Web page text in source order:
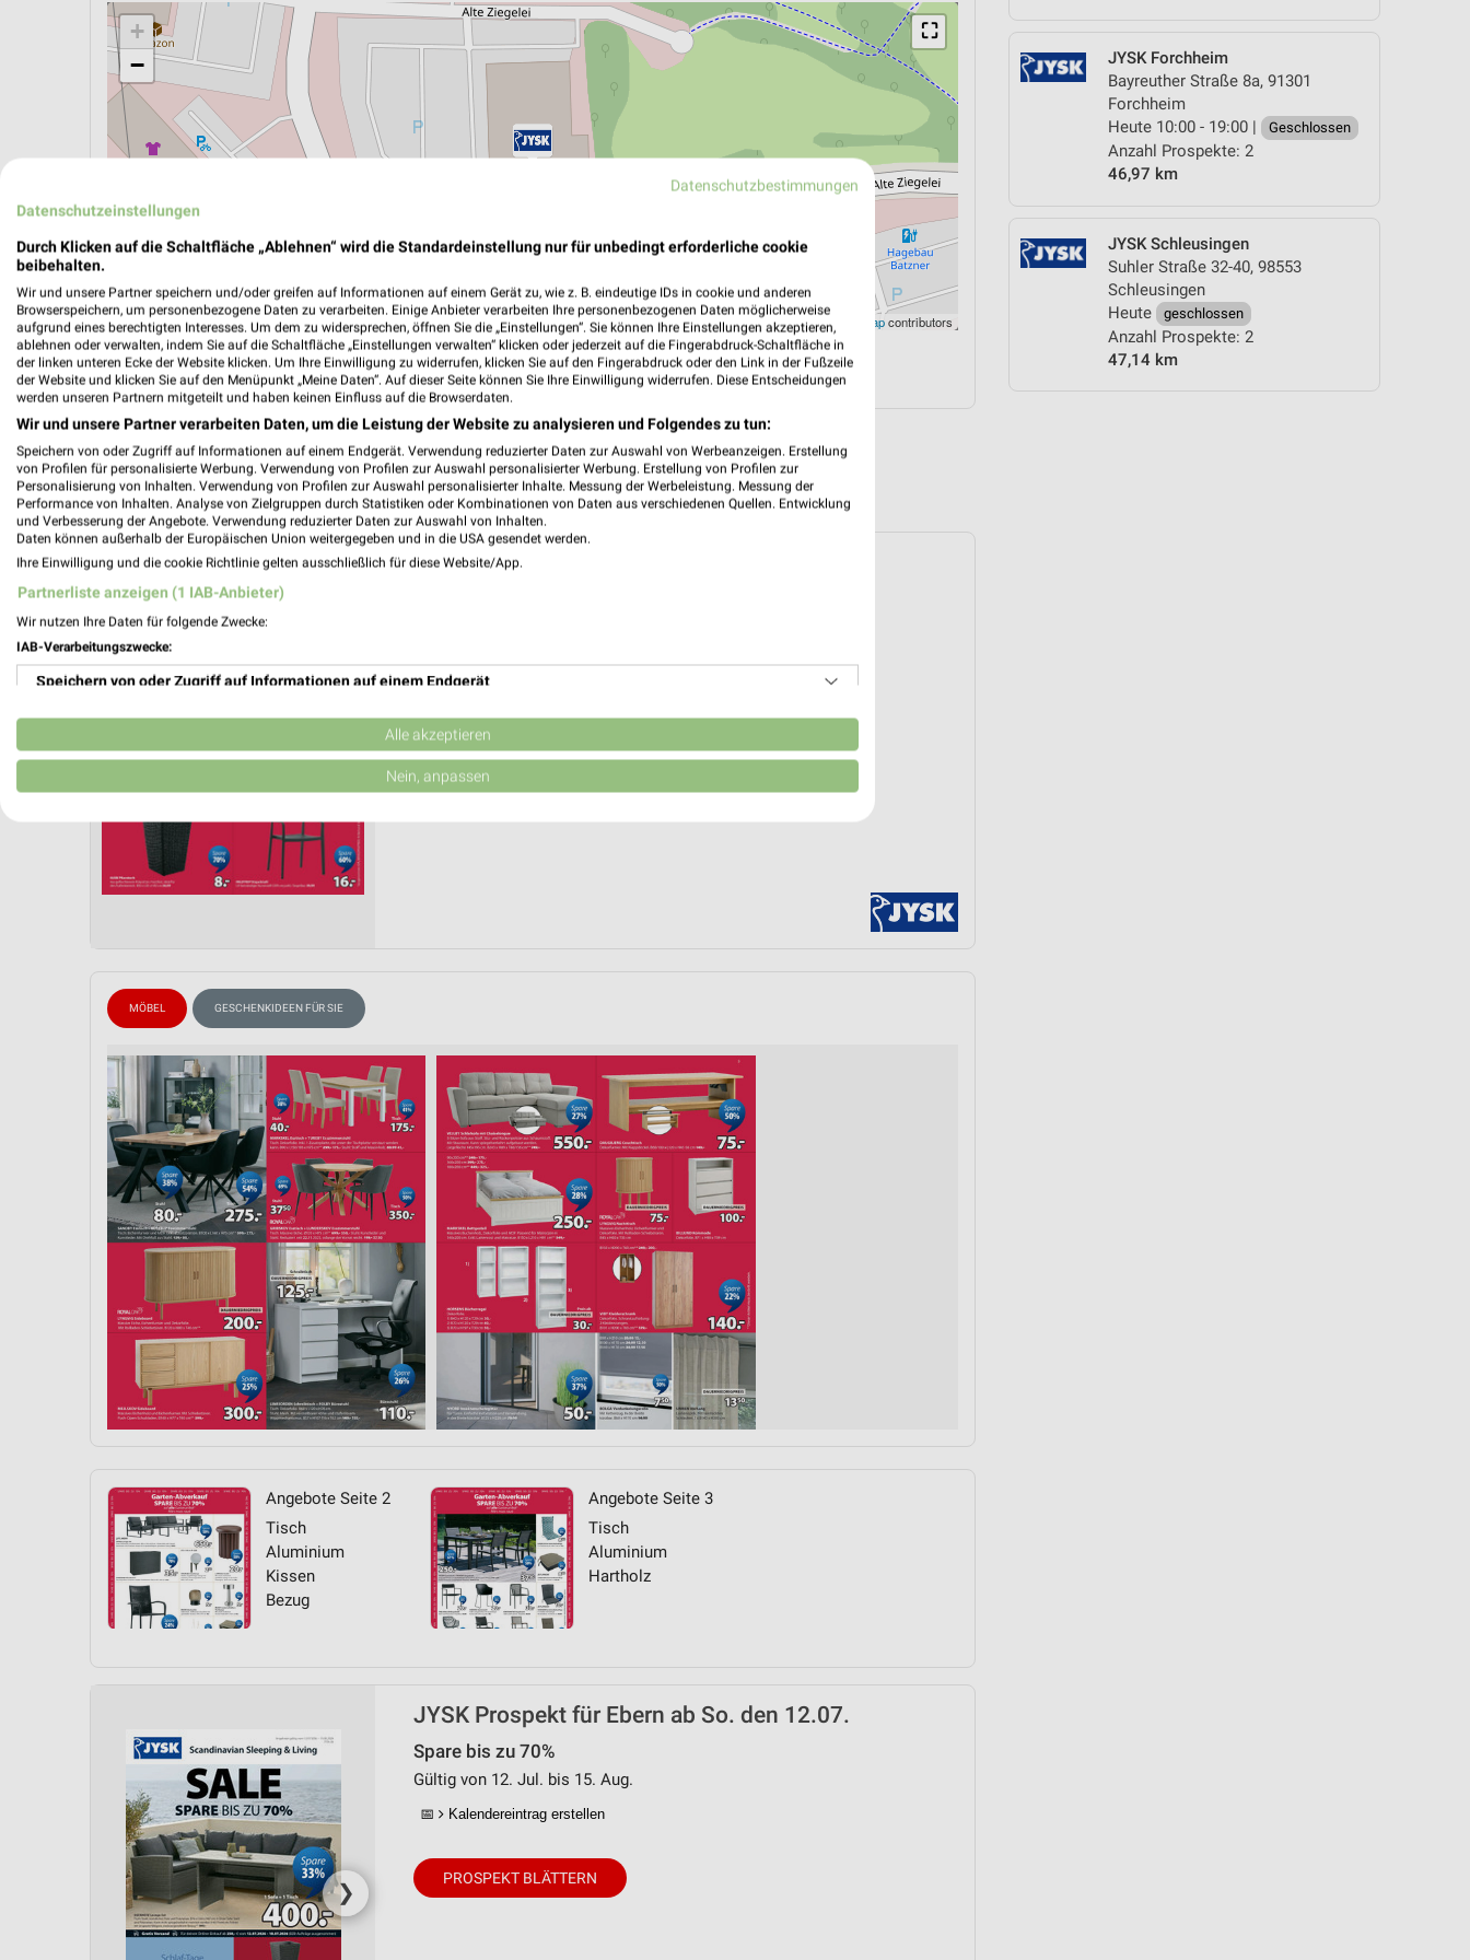
JYSK Forchheim
Bayreuther Straße 8a, 91301
Forchheim
Heute 10:00 - 19:00 |
Geschlossen
Anzahl Prospekte: 2
46,97 km
JYSK Schleusingen
Suhler Straße 32-40, 98553
Schleusingen
Heute
geschlossen
Anzahl Prospekte: 2
47,14 km
⛶
+
−
Leaflet|©OpenStreetMapcontributors
ÖPNV ANZEIGEN LADESÄULEN ANZEIGEN NAVIGATION MIT GOOGLE/IOS MAPS
Aktuelle Angebote in dieser Filiale
Anzahl Prospekte: 2
Letztes Prospektupdate: vor 10 Tagen
JYSK Prospekt für Ebern ab So. den 12.07.
📅 Kalendereintrag erstellen
PROSPEKT BLÄTTERN
MÖBEL GESCHENKIDEEN FÜR SIE
Angebote Seite 2
Tisch
Aluminium
Kissen
Bezug
Angebote Seite 3
Tisch
Aluminium
Hartholz
❯
JYSK Prospekt für Ebern ab So. den 12.07.
Spare bis zu 70%
Gültig von 12. Jul. bis 15. Aug.
📅 Kalendereintrag erstellen
PROSPEKT BLÄTTERN
Datenschutzbestimmungen
Datenschutzeinstellungen
Durch Klicken auf die Schaltfläche „Ablehnen“ wird die Standardeinstellung nur für unbedingt erforderliche cookie
beibehalten.
Wir und unsere Partner speichern und/oder greifen auf Informationen auf einem Gerät zu, wie z. B. eindeutige IDs in cookie und anderen
Browserspeichern, um personenbezogene Daten zu verarbeiten. Einige Anbieter verarbeiten Ihre personenbezogenen Daten möglicherweise
aufgrund eines berechtigten Interesses. Um dem zu widersprechen, öffnen Sie die „Einstellungen“. Sie können Ihre Einstellungen akzeptieren,
ablehnen oder verwalten, indem Sie auf die Schaltfläche „Einstellungen verwalten“ klicken oder jederzeit auf die Fingerabdruck-Schaltfläche in
der linken unteren Ecke der Website klicken. Um Ihre Einwilligung zu widerrufen, klicken Sie auf den Fingerabdruck oder den Link in der Fußzeile
der Website und klicken Sie auf den Menüpunkt „Meine Daten“. Auf dieser Seite können Sie Ihre Einwilligung widerrufen. Diese Entscheidungen
werden unseren Partnern mitgeteilt und haben keinen Einfluss auf die Browserdaten.
Wir und unsere Partner verarbeiten Daten, um die Leistung der Website zu analysieren und Folgendes zu tun:
Speichern von oder Zugriff auf Informationen auf einem Endgerät. Verwendung reduzierter Daten zur Auswahl von Werbeanzeigen. Erstellung
von Profilen für personalisierte Werbung. Verwendung von Profilen zur Auswahl personalisierter Werbung. Erstellung von Profilen zur
Personalisierung von Inhalten. Verwendung von Profilen zur Auswahl personalisierter Inhalte. Messung der Werbeleistung. Messung der
Performance von Inhalten. Analyse von Zielgruppen durch Statistiken oder Kombinationen von Daten aus verschiedenen Quellen. Entwicklung
und Verbesserung der Angebote. Verwendung reduzierter Daten zur Auswahl von Inhalten.
Daten können außerhalb der Europäischen Union weitergegeben und in die USA gesendet werden.
Ihre Einwilligung und die cookie Richtlinie gelten ausschließlich für diese Website/App.
Partnerliste anzeigen (1 IAB-Anbieter)
Wir nutzen Ihre Daten für folgende Zwecke:
IAB-Verarbeitungszwecke:
Speichern von oder Zugriff auf Informationen auf einem Endgerät
Verwendung reduzierter Daten zur Auswahl von Werbeanzeigen
Erstellung von Profilen für personalisierte Werbung
Erstellung von Profilen zur Personalisierung von Inhalten
Messung der Performance von Inhalten
Entwicklung und Verbesserung der Angebote
Verwendung reduzierter Daten zur Auswahl von Inhalten
IAB-Besonderheiten:
Verwendung genauer Standortdaten
Geräte anhand von aktiv angeforderten Informationen identifizieren
Nicht-IAB-Verarbeitungszwecke:
Notwendig
Alle akzeptieren
Nein, anpassen